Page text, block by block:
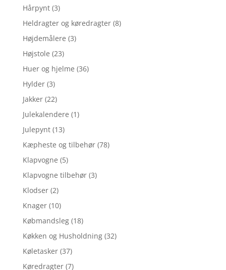
Hårpynt (3)
Heldragter og køredragter (8)
Højdemålere (3)
Højstole (23)
Huer og hjelme (36)
Hylder (3)
Jakker (22)
Julekalendere (1)
Julepynt (13)
Kæpheste og tilbehør (78)
Klapvogne (5)
Klapvogne tilbehør (3)
Klodser (2)
Knager (10)
Købmandsleg (18)
Køkken og Husholdning (32)
Køletasker (37)
Køredragter (7)